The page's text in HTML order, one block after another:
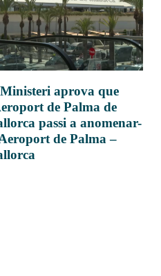
aprova que
de Palma de
passi a anomenar-
de Palma –